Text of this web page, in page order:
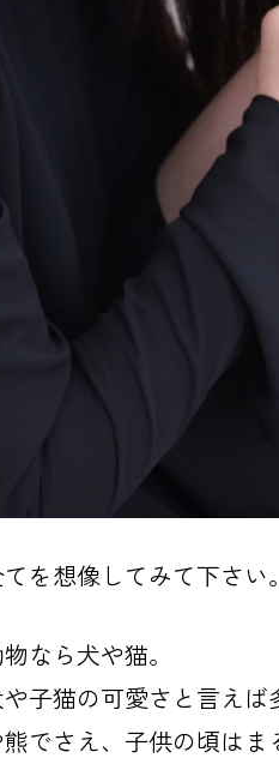
を想像してみて下さい。
なら犬や猫。
子猫の可愛さと言え
でさえ、子供の頃は